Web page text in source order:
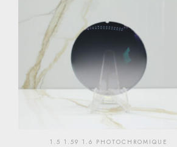
1.5 1.59 1.6 PHOTOCHROMIQUE